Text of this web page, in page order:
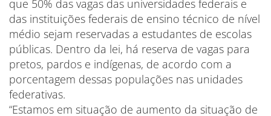
que 50% das vagas das universidades federais e
das instituições federais de ensino técnico de nível
médio sejam reservadas a estudantes de escolas
públicas. Dentro da lei, há reserva de vagas para
pretos, pardos e indígenas, de acordo com a
porcentagem dessas populações nas unidades
federativas.
“Estamos em situação de aumento da situação de